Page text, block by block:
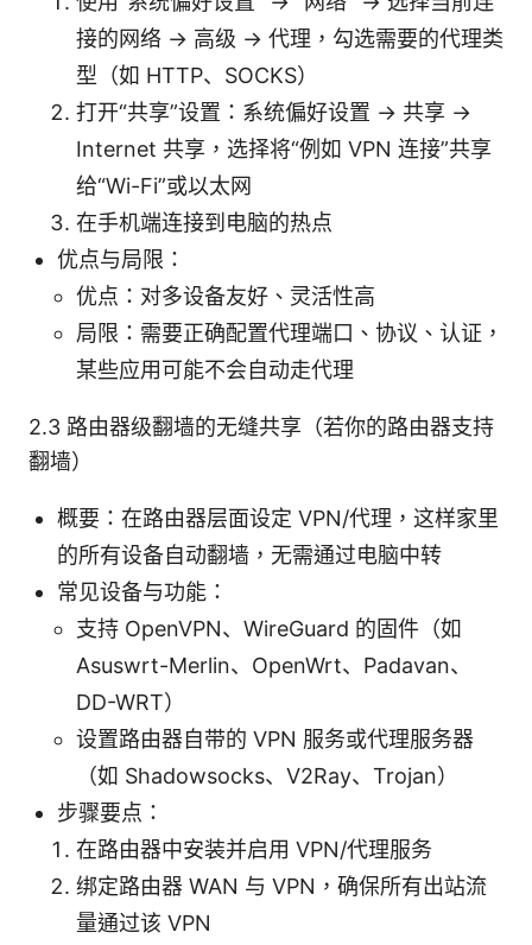
接的网络 → 高级 → 代理，勾选需要的代理类
型（如 HTTP、SOCKS）
打开“共享”设置：系统偏好设置 → 共享 →
Internet 共享，选择将“例如 VPN 连接”共享
给“Wi-Fi”或以太网
在手机端连接到电脑的热点
优点与局限：
优点：对多设备友好、灵活性高
局限：需要正确配置代理端口、协议、认证，
某些应用可能不会自动走代理
2.3 路由器级翻墙的无缝共享（若你的路由器支持
翻墙）
概要：在路由器层面设定 VPN/代理，这样家里
的所有设备自动翻墙，无需通过电脑中转
常见设备与功能：
支持 OpenVPN、WireGuard 的固件（如
Asuswrt-Merlin、OpenWrt、Padavan、
DD-WRT）
设置路由器自带的 VPN 服务或代理服务器
（如 Shadowsocks、V2Ray、Trojan）
步骤要点：
在路由器中安装并启用 VPN/代理服务
绑定路由器 WAN 与 VPN，确保所有出站流
量通过该 VPN